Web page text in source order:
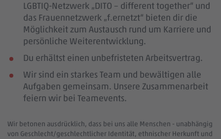
LGBTIQ-Netzwerk „DITO – different together“ und
das Frauennetzwerk „f.ernetzt“ bieten dir die
Möglichkeit zum Austausch rund um Karriere und
persönliche Weiterentwicklung.
Du erhältst einen unbefristeten Arbeitsvertrag.
Wir sind ein starkes Team und bewältigen alle
Aufgaben gemeinsam. Unsere Zusammenarbeit
feiern wir bei Teamevents.
Wir betonen ausdrücklich, dass bei uns alle Menschen - unabhängig
von Geschlecht/geschlechtlicher Identität, ethnischer Herkunft und